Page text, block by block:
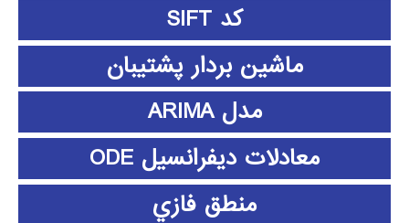
کد SIFT
ماشین بردار پشتیبان
مدل ARIMA
معادلات دیفرانسیل ODE
منطق فازي